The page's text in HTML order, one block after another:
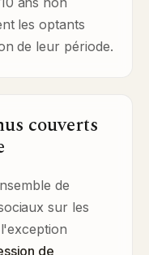
les optants
de leur période.
couverts
de
sur les
de